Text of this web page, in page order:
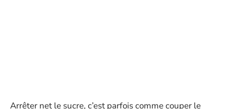
Arrêter net le sucre, c’est parfois comme couper le